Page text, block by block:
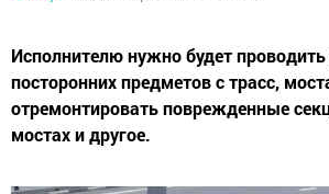
Исполнителю нужно будет
посторонних предметов с трасс,
отремонтировать поврежденные
мостах и другое.